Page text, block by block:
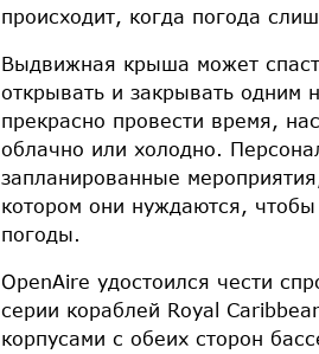
происходит, когда погода
Выдвижная крыша может
открывать и закрывать одним
прекрасно провести время,
облачно или холодно.
запланированные
котором они нуждаются, чтобы
погоды.
OpenAire удостоился чести
серии кораблей Royal
корпусами с обеих сторон